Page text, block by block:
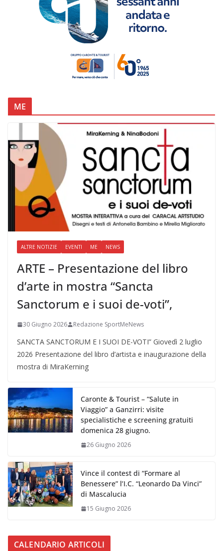
ME
ALTRE NOTIZIE EVENTI ME NEWS
ARTE – Presentazione del libro
d’arte in mostra “Sancta
Sanctorum e i suoi de-voti”,
30 Giugno 2026 Redazione SportMeNews
SANCTA SANCTORUM E I SUOI DE-VOTI” Giovedì 2 luglio
2026 Presentazione del libro d’artista e inaugurazione della
mostra di MiraKerning
Caronte & Tourist – “Salute in
Viaggio” a Ganzirri: visite
specialistiche e screening gratuiti
domenica 28 giugno.
26 Giugno 2026
Vince il contest di “Formare al
Benessere” l’I.C. “Leonardo Da Vinci”
di Mascalucia
15 Giugno 2026
CALENDARIO ARTICOLI